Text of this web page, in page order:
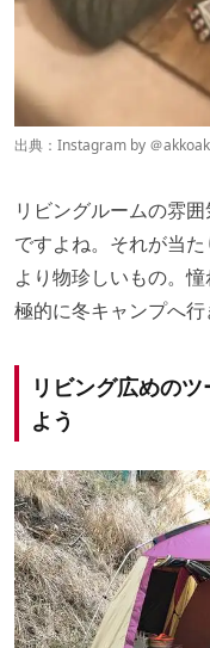
出典：Instagram by ＠
リビングルームの雰
ですよね。それが当
より物珍しいもの。
極的に冬キャンプへ
リビング広めの
よう